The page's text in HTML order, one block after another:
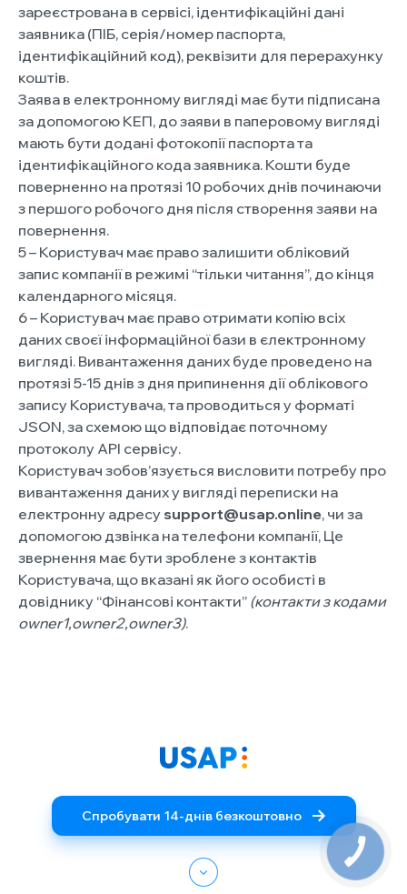
зареєстрована в сервісі, ідентифікаційні дані
заявника (ПІБ, серія/номер паспорта,
ідентифікаційний код), реквізити для перерахунку
коштів.
Заява в електронному вигляді має бути підписана
за допомогою КЕП, до заяви в паперовому вигляді
мають бути додані фотокопії паспорта та
ідентифікаційного кода заявника. Кошти буде
поверненно на протязі 10 робочих днів починаючи
з першого робочого дня після створення заяви на
повернення.
5 – Користувач має право залишити обліковий
запис компанії в режимі “тільки читання”, до кінця
календарного місяця.
6 – Користувач має право отримати копію всіх
даних своєї інформаційної бази в єлектронному
вигляді. Вивантаження даних буде проведено на
протязі 5-15 днів з дня припинення дії облікового
запису Користувача, та проводиться у форматі
JSON, за схемою що відповідає поточному
протоколу API сервісу.
Користувач зобов’язується висловити потребу про
вивантаження даних у вигляді переписки на
електронну адресу support@usap.online, чи за
допомогою дзвінка на телефони компанії, Це
звернення має бути зроблене з контактів
Користувача, що вказані як його особисті в
довіднику “Фінансові контакти” (контакти з кодами
owner1,owner2,owner3).
Спробувати 14-днів безкоштовно